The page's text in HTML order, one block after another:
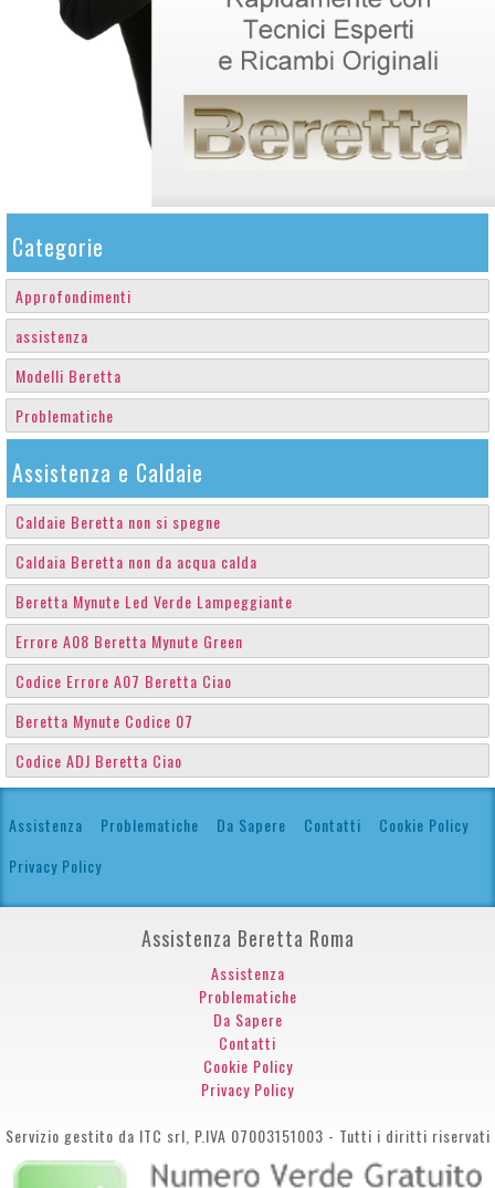
Categorie
Approfondimenti
assistenza
Modelli Beretta
Problematiche
Assistenza e Caldaie
Caldaie Beretta non si spegne
Caldaia Beretta non da acqua calda
Beretta Mynute Led Verde Lampeggiante
Errore A08 Beretta Mynute Green
Codice Errore A07 Beretta Ciao
Beretta Mynute Codice 07
Codice ADJ Beretta Ciao
Assistenza Problematiche Da Sapere Contatti
Cookie Policy
Privacy Policy
Assistenza Beretta Roma
Assistenza
Problematiche
Da Sapere
Contatti
Cookie Policy
Privacy Policy
Servizio gestito da ITC srl, P.IVA 07003151003 - Tutti i diritti riservati